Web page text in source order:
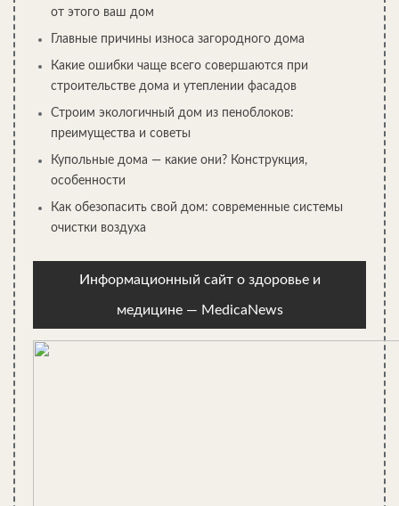
Работу проводим так:
На плане обозначаем места установки источников
канализационных стоков. Примерно рассчитываем
необходимую длину труб, количество и конфигурацию
примерно в 15-20%.
Вначале в стеновой нише или отдельном коробе
монтируем стояк, который в нижней части соединяем с
выводящей трубой. На стояке предусматриваем участки
для подключения горизонтальных частей разводки.
В верхней части здания оборудуем вывод фановой трубы
Далее отрезаем соединительные трубы с помощью
ножовки в соответствии с требуемыми размерами,
фитингов с горизонтальными участками.
от этого ваш дом
Главные причины износа загородного дома
Какие ошибки чаще всего совершаются при
строительстве дома и утеплении фасадов
Строим экологичный дом из пеноблоков:
преимущества и советы
Купольные дома — какие они? Конструкция,
особенности
Как обезопасить свой дом: современные системы
очистки воздуха
Информационный сайт о здоровье и
медицине — MedicaNews